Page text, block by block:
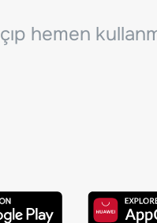
hemen